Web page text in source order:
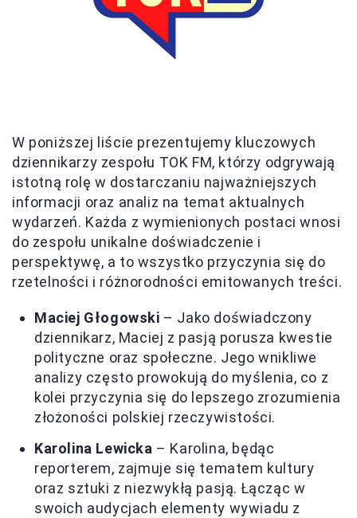
W poniższej liście prezentujemy kluczowych
dziennikarzy zespołu TOK FM, którzy odgrywają
istotną rolę w dostarczaniu najważniejszych
informacji oraz analiz na temat aktualnych
wydarzeń. Każda z wymienionych postaci wnosi
do zespołu unikalne doświadczenie i
perspektywę, a to wszystko przyczynia się do
rzetelności i różnorodności emitowanych treści.
Maciej Głogowski – Jako doświadczony
dziennikarz, Maciej z pasją porusza kwestie
polityczne oraz społeczne. Jego wnikliwe
analizy często prowokują do myślenia, co z
kolei przyczynia się do lepszego zrozumienia
złożoności polskiej rzeczywistości.
Karolina Lewicka – Karolina, będąc
reporterem, zajmuje się tematem kultury
oraz sztuki z niezwykłą pasją. Łącząc w
swoich audycjach elementy wywiadu z